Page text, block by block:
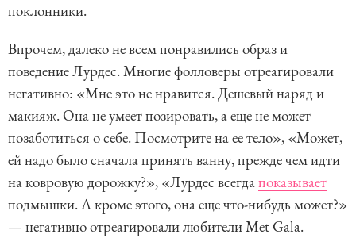
поклонники.
Впрочем, далеко не всем понравились образ и
поведение Лурдес. Многие фолловеры отреагировали
негативно: «Мне это не нравится. Дешевый наряд и
макияж. Она не умеет позировать, а еще не может
позаботиться о себе. Посмотрите на ее тело», «Может,
ей надо было сначала принять ванну, прежде чем идти
на ковровую дорожку?», «Лурдес всегдапоказывает
подмышки. А кроме этого, она еще что-нибудь может?»
— негативно отреагировали любители Met Gala.